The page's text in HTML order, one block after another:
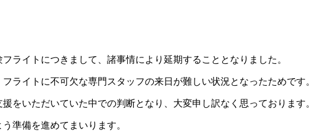
ライトにつきまして、諸事情により延期することとなりました。
ライトに不可欠な専門スタッフの来日が難しい状況となったためです。
をいただいていた中での判断となり、大変申し訳なく思っております。
準備を進めてまいります。